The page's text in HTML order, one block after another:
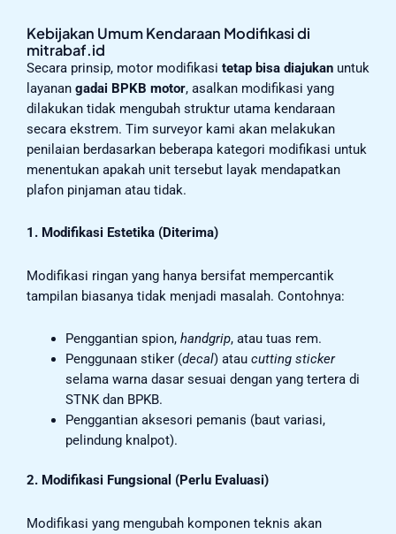
Kebijakan Umum Kendaraan Modifikasi di
mitrabaf.id
Secara prinsip, motor modifikasi tetap bisa diajukan untuk
layanan gadai BPKB motor, asalkan modifikasi yang
dilakukan tidak mengubah struktur utama kendaraan
secara ekstrem. Tim surveyor kami akan melakukan
penilaian berdasarkan beberapa kategori modifikasi untuk
menentukan apakah unit tersebut layak mendapatkan
plafon pinjaman atau tidak.
1. Modifikasi Estetika (Diterima)
Modifikasi ringan yang hanya bersifat mempercantik
tampilan biasanya tidak menjadi masalah. Contohnya:
Penggantian spion, handgrip, atau tuas rem.
Penggunaan stiker (decal) atau cutting sticker
selama warna dasar sesuai dengan yang tertera di
STNK dan BPKB.
Penggantian aksesori pemanis (baut variasi,
pelindung knalpot).
2. Modifikasi Fungsional (Perlu Evaluasi)
Modifikasi yang mengubah komponen teknis akan